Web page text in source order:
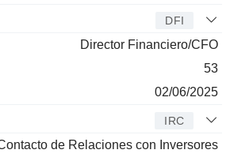
DFI
Director Financiero/CFO
53
02/06/2025
IRC
de Relaciones con Inversores